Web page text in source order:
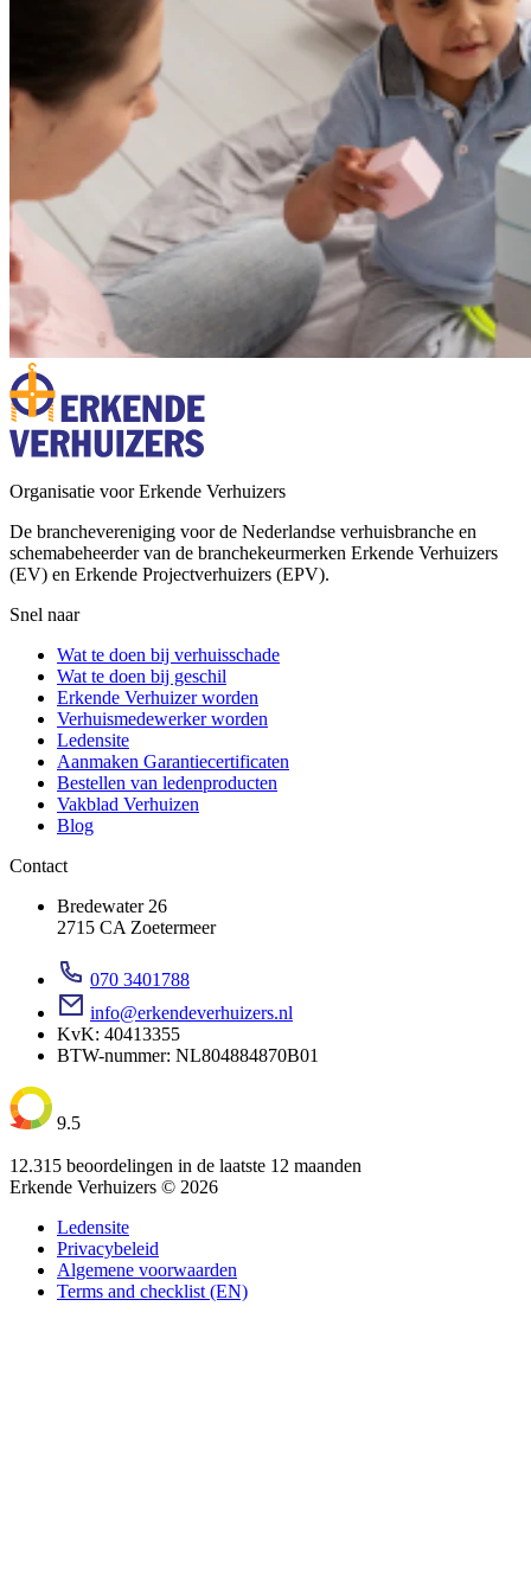
Organisatie voor Erkende Verhuizers
De branchevereniging voor de Nederlandse verhuisbranche en
schemabeheerder van de branchekeurmerken Erkende Verhuizers
(EV) en Erkende Projectverhuizers (EPV).
Snel naar
Wat te doen bij verhuisschade
Wat te doen bij geschil
Erkende Verhuizer worden
Verhuismedewerker worden
Ledensite
Aanmaken Garantiecertificaten
Bestellen van ledenproducten
Vakblad Verhuizen
Blog
Contact
Bredewater 26
2715 CA Zoetermeer
070 3401788
info@erkendeverhuizers.nl
KvK: 40413355
BTW-nummer: NL804884870B01
9.5
12.315 beoordelingen in de laatste 12 maanden
Erkende Verhuizers © 2026
Ledensite
Privacybeleid
Algemene voorwaarden
Terms and checklist (EN)